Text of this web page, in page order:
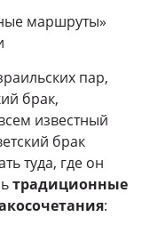
маршруты»
пар,
брак,
известный
брак
туда, где он
традиционные
: